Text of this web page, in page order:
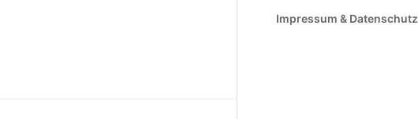
Impressum & Datenschutz